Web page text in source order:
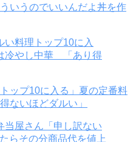
いうのでいいんだよ丼を作
ップ10に入る」夏の定番料
ないほどダルい」